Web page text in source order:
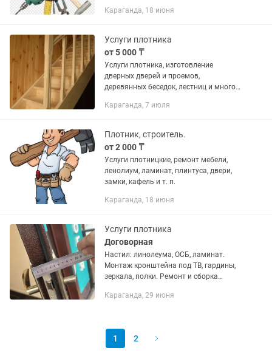
Караганда, 18 июня
Услуги плотника
от 5 000 ₸
Услуги плотника, изготовление
дверных дверей и проемов,
деревянных беседок, лестниц и многое
Караганда, 7 июля
Плотник, строитель.
от 2 000 ₸
Услуги плотницкие, ремонт мебели,
ленолиум, ламинат, плинтуса, двери,
замки, кафель и т. п.
Караганда, 18 июня
Услуги плотника
Договорная
Настил: линолеума, ОСБ, ламинат.
Монтаж кронштейна под ТВ, гардины,
зеркала, полки. Ремонт и сборка
Караганда, 29 июня
1 2